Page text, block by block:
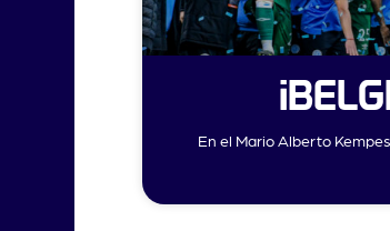
En el Mario Alberto